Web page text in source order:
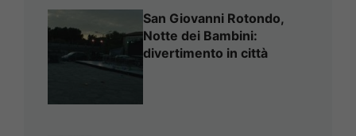
San Giovanni Rotondo,
Notte dei Bambini:
divertimento in città